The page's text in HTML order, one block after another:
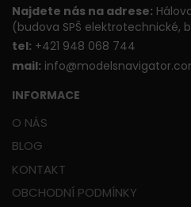
Najdete nás na adrese:
(budova SPŠ elektrotechnické,
tel: +421 948 068 744
mail:
INFORMACE
O NÁS
BLOG
KONTAKT
OBCHODNÍ PODMÍNKY